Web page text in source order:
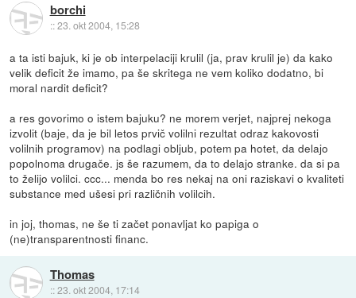
borchi
::23. okt 2004, 15:28
a ta isti bajuk, ki je ob interpelaciji krulil (ja, prav krulil je) da kako
velik deficit že imamo, pa še skritega ne vem koliko dodatno, bi
moral nardit deficit?
a res govorimo o istem bajuku? ne morem verjet, najprej nekoga
izvolit (baje, da je bil letos prvič volilni rezultat odraz kakovosti
volilnih programov) na podlagi obljub, potem pa hotet, da delajo
popolnoma drugače. js še razumem, da to delajo stranke. da si pa
to želijo volilci. ccc... menda bo res nekaj na oni raziskavi o kvaliteti
substance med ušesi pri različnih volilcih.
in joj, thomas, ne še ti začet ponavljat ko papiga o
(ne)transparentnosti financ.
Thomas
::23. okt 2004, 17:14